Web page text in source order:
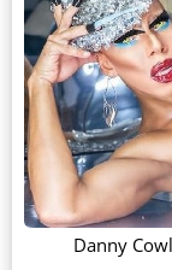
Danny